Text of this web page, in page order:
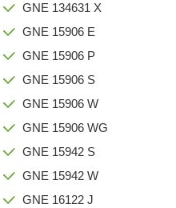
GNE 134631 X
GNE 15906 E
GNE 15906 P
GNE 15906 S
GNE 15906 W
GNE 15906 WG
GNE 15942 S
GNE 15942 W
GNE 16122 J